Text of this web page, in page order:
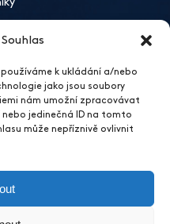
k ukládání a/nebo
jako jsou soubory
nám umožní zpracovávat
jedinečná ID na tomto
může nepříznivě ovlivnit
Whistleblowing
a.s.